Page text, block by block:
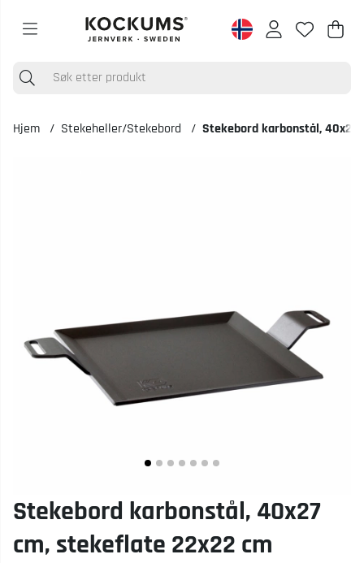
.
Hjem Stekeheller/Stekebord Stekebord karbonstål, 40x27
Stekebord karbonstål, 40x27
cm, stekeflate 22x22 cm